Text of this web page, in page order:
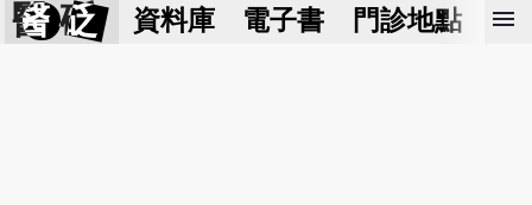
醫 砭 資料庫 電子書 門診地點 預
menu